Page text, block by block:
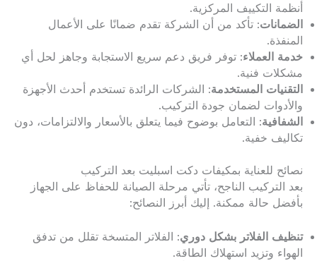
أنظمة التكييف المركزية.
الضمانات: تأكد من أن الشركة تقدم ضمانًا على الأعمال
المنفذة.
خدمة العملاء: توفر فريق دعم سريع الاستجابة وجاهز لحل أي
مشكلات فنية.
التقنيات المستخدمة: الشركات الرائدة تستخدم أحدث الأجهزة
والأدوات لضمان جودة التركيب.
الشفافية: التعامل بوضوح فيما يتعلق بالأسعار والالتزامات، دون
تكاليف خفية.
نصائح للعناية بمكيفات دكت اسبليت بعد التركيب
بعد التركيب الناجح، تأتي مرحلة الصيانة للحفاظ على الجهاز
بأفضل حالة ممكنة. إليك أبرز النصائح:
تنظيف الفلاتر بشكل دوري: الفلاتر المتسخة تقلل من تدفق
الهواء وتزيد استهلاك الطاقة.